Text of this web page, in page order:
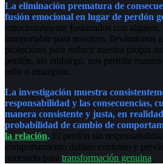
La eliminación prematura de
fusión emocional en lugar de perdón
emocionalmente fusionados con
insoportable para nosotros, llevándonos
protectores para reducir nuestra propia
perdón, sin embargo, nos permite
odio o amargura.
La investigación muestra
responsabilidad y las consecuencias,
manera consistente y justa, en
probabilidad de cambio de
la relación. El perdón sin
comportamiento dañino continuo y
necesario para transformación genuina